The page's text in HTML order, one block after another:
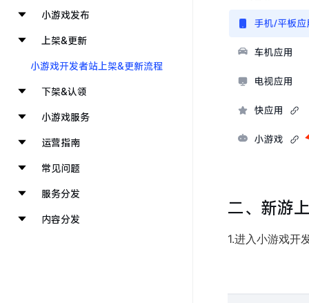
小游戏发布
上架&更新
小游戏开发者站上架&更新流程
下架&认领
小游戏服务
运营指南
常见问题
服务分发
内容分发
二、新游
1.进入小游戏开